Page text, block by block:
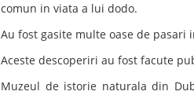
comun in viata a lui dodo.
Au fost gasite multe oase de
Aceste descoperiri au fost facute
Muzeul de istorie naturala din